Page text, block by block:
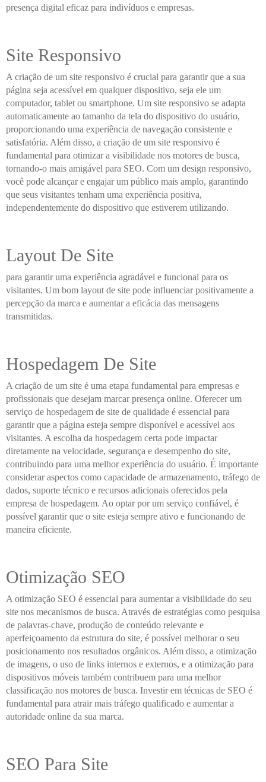
presença digital eficaz para indivíduos e empresas.
Site Responsivo
A criação de um site responsivo é crucial para garantir que a sua
página seja acessível em qualquer dispositivo, seja ele um
computador, tablet ou smartphone. Um site responsivo se adapta
automaticamente ao tamanho da tela do dispositivo do usuário,
proporcionando uma experiência de navegação consistente e
satisfatória. Além disso, a criação de um site responsivo é
fundamental para otimizar a visibilidade nos motores de busca,
tornando-o mais amigável para SEO. Com um design responsivo,
você pode alcançar e engajar um público mais amplo, garantindo
que seus visitantes tenham uma experiência positiva,
independentemente do dispositivo que estiverem utilizando.
Layout De Site
para garantir uma experiência agradável e funcional para os
visitantes. Um bom layout de site pode influenciar positivamente a
percepção da marca e aumentar a eficácia das mensagens
transmitidas.
Hospedagem De Site
A criação de um site é uma etapa fundamental para empresas e
profissionais que desejam marcar presença online. Oferecer um
serviço de hospedagem de site de qualidade é essencial para
garantir que a página esteja sempre disponível e acessível aos
visitantes. A escolha da hospedagem certa pode impactar
diretamente na velocidade, segurança e desempenho do site,
contribuindo para uma melhor experiência do usuário. É importante
considerar aspectos como capacidade de armazenamento, tráfego de
dados, suporte técnico e recursos adicionais oferecidos pela
empresa de hospedagem. Ao optar por um serviço confiável, é
possível garantir que o site esteja sempre ativo e funcionando de
maneira eficiente.
Otimização SEO
A otimização SEO é essencial para aumentar a visibilidade do seu
site nos mecanismos de busca. Através de estratégias como pesquisa
de palavras-chave, produção de conteúdo relevante e
aperfeiçoamento da estrutura do site, é possível melhorar o seu
posicionamento nos resultados orgânicos. Além disso, a otimização
de imagens, o uso de links internos e externos, e a otimização para
dispositivos móveis também contribuem para uma melhor
classificação nos motores de busca. Investir em técnicas de SEO é
fundamental para atrair mais tráfego qualificado e aumentar a
autoridade online da sua marca.
SEO Para Site